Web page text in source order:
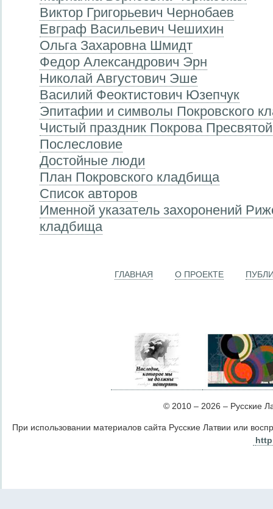
Виктор Григорьевич Чернобаев
Евграф Васильевич Чешихин
Ольга Захаровна Шмидт
Федор Александрович Эрн
Николай Августович Эше
Василий Феоктистович Юзепчук
Эпитафии и символы Покровского
Чистый праздник Покрова
Послесловие
Достойные люди
План Покровского кладбища
Список авторов
Именной указатель захоронений
кладбища
ГЛАВНАЯ О ПРОЕКТЕ
© 2010 – 2026 – Русские
При использовании материалов сайта Русские Латвии или